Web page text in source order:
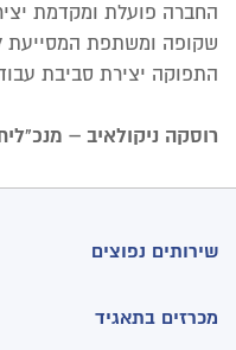
החברה פועלת ומקדמת
שקופה ומשתפת המסייעת
התפוקה יצירת סביבת
רוסקה ניקולאיב – מנכ"לית, מי
שירותים נפוצים
מכרזים בתאגיד